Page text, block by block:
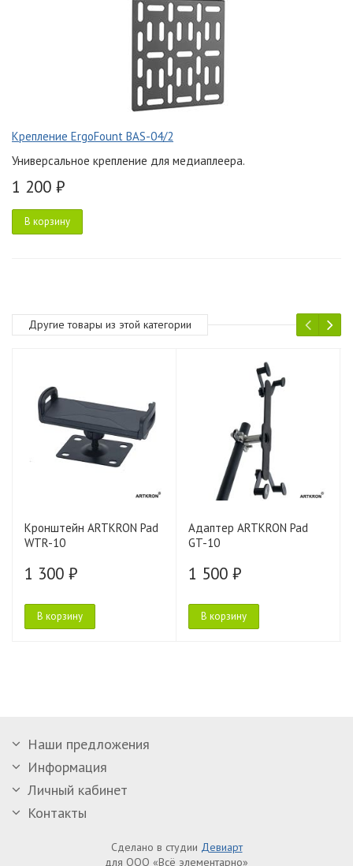
Крепление ErgoFount BAS-04/2
Универсальное крепление для медиаплеера.
1 200 ₽
В корзину
Другие товары из этой категории
Кронштейн ARTKRON Pad
WTR-10
1 300 ₽
В корзину
Адаптер ARTKRON Pad
GT-10
1 500 ₽
В корзину
Наши предложения
Информация
Личный кабинет
Контакты
Сделано в студии Девиарт
для ООО «Всё элементарно»